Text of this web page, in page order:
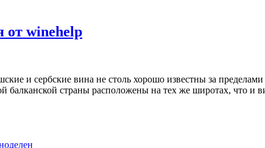
от winehelp
и сербские вина не столь хорошо известны за
страны расположены на тех же широтах, что и